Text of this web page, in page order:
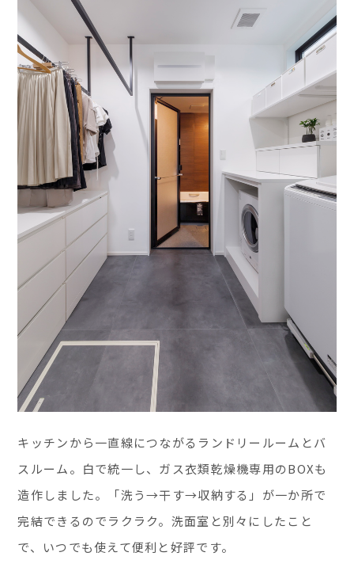
キッチンから一直線につながるランドリールームとバ
スルーム。白で統一し、ガス衣類乾燥機専用のBOXも
造作しました。「洗う→干す→収納する」が一か所で
完結できるのでラクラク。洗面室と別々にしたこと
で、いつでも使えて便利と好評です。